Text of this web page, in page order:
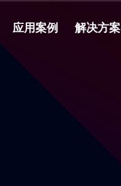
应用案例 解决方案